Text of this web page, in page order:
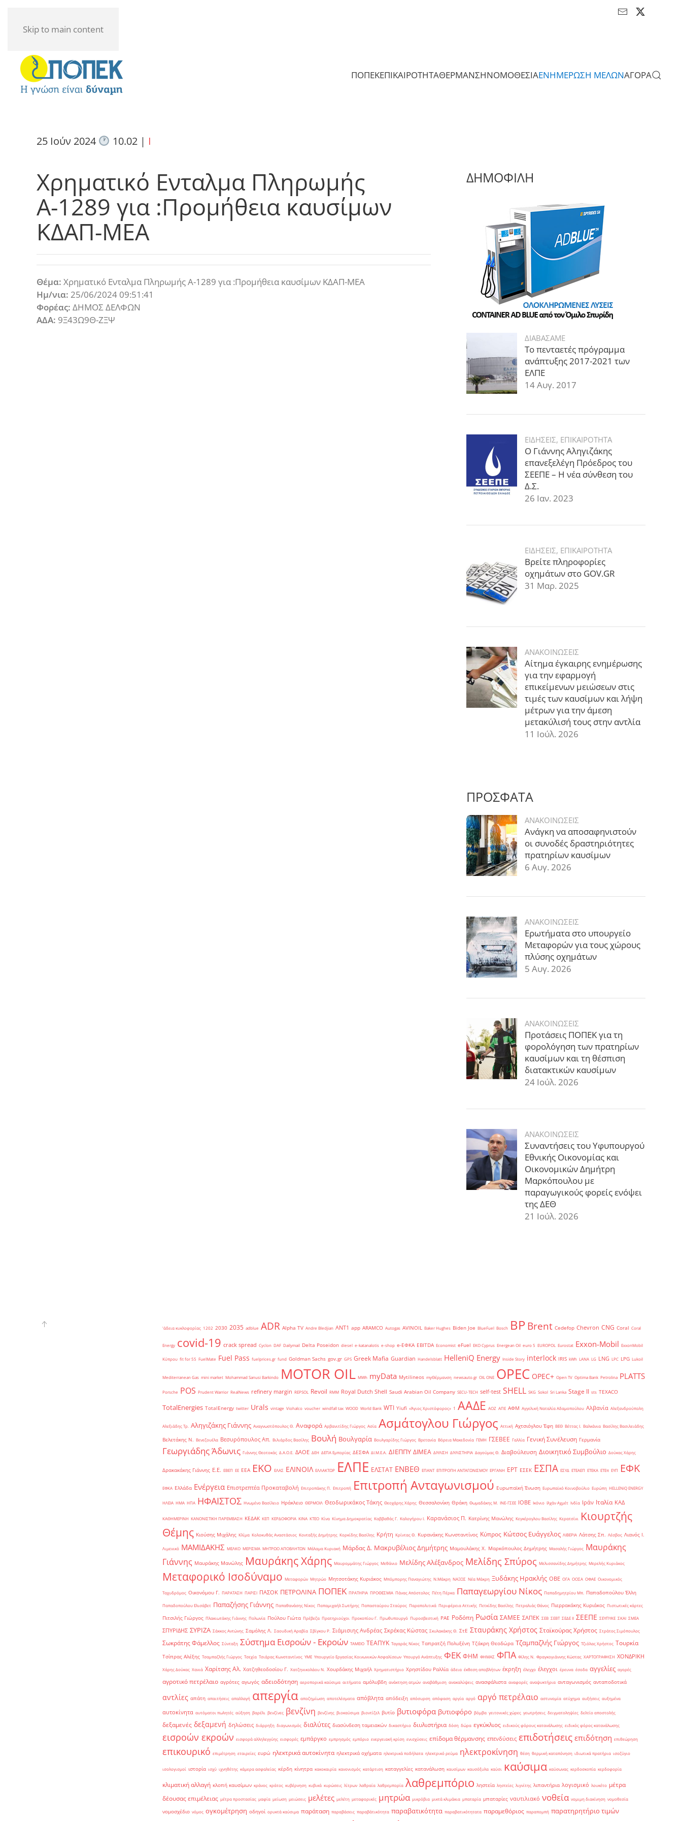
Skip to main content
ΠΟΠΕΚΕΠΙΚΑΙΡΟΤΗΤΑΘΕΡΜΑΝΣΗΝΟΜΟΘΕΣΙΑΕΝΗΜΕΡΩΣΗ ΜΕΛΩΝΑΓΟΡΑ
25 Ιούν 2024 10.02| I
Χρηματικό Ενταλμα Πληρωμής
Α-1289 για :Προμήθεια καυσίμων
ΚΔΑΠ-ΜΕΑ
Θέμα: Χρηματικό Ενταλμα Πληρωμής Α-1289 για :Προμήθεια καυσίμων ΚΔΑΠ-ΜΕΑ
Ημ/νια: 25/06/2024 09:51:41
Φορέας: ΔΗΜΟΣ ΔΕΛΦΩΝ
ΑΔΑ: 9Ξ43Ω9Θ-ΖΞΨ
ΔΗΜΟΦΙΛΗ
ΔΙΑΒΑΣΑΜΕ
Το πενταετές πρόγραμμα
ανάπτυξης 2017-2021 των
ΕΛΠΕ
14 Αυγ. 2017
ΕΙΔΗΣΕΙΣ, ΕΠΙΚΑΙΡΟΤΗΤΑ
Ο Γιάννης Αληγιζάκης
επανεξελέγη Πρόεδρος του
ΣΕΕΠΕ – Η νέα σύνθεση του
Δ.Σ.
26 Ιαν. 2023
ΕΙΔΗΣΕΙΣ, ΕΠΙΚΑΙΡΟΤΗΤΑ
Βρείτε πληροφορίες
οχημάτων στο GOV.GR
31 Μαρ. 2025
ΑΝΑΚΟΙΝΩΣΕΙΣ
Αίτημα έγκαιρης ενημέρωσης
για την εφαρμογή
επικείμενων μειώσεων στις
τιμές των καυσίμων και λήψη
μέτρων για την άμεση
μετακύλισή τους στην αντλία
11 Ιούλ. 2026
ΠΡΟΣΦΑΤΑ
ΑΝΑΚΟΙΝΩΣΕΙΣ
Ανάγκη να αποσαφηνιστούν
οι συνοδές δραστηριότητες
πρατηρίων καυσίμων
6 Αυγ. 2026
ΑΝΑΚΟΙΝΩΣΕΙΣ
Ερωτήματα στο υπουργείο
Μεταφορών για τους χώρους
πλύσης οχημάτων
5 Αυγ. 2026
ΑΝΑΚΟΙΝΩΣΕΙΣ
Προτάσεις ΠΟΠΕΚ για τη
φορολόγηση των πρατηρίων
καυσίμων και τη θέσπιση
διατακτικών καυσίμων
24 Ιούλ. 2026
ΑΝΑΚΟΙΝΩΣΕΙΣ
Συναντήσεις του Υφυπουργού
Εθνικής Οικονομίας και
Οικονομικών Δημήτρη
Μαρκόπουλου με
παραγωγικούς φορείς ενόψει
της ΔΕΘ
21 Ιούλ. 2026
'άδεια κυκλοφορίας 1202 2030 2035 adblue ADR Alpha TV Andre Bledjian ANT1 app ARAMCO Autogas AVINOIL Baker Hughes Biden Joe BlueFuel Bosch BPBrent Cedefop Chevron CNG Coral Coral
Energy covid-19 crack spread Cyclon DAF Dailymail Delta Poseidon diesel e-katanalotis e-shop e-ΕΦΚΑ EBITDA Economist eFuel EKO Cyprus Energean Oil euro 5 EUROPOL Eurostat Exxon-Mobil ExxonMobil
Κύπρου fit for 55 FuelMate Fuel Pass fuelprices.gr fund Goldman Sachs gov.gr GPS Greek Mafia Guardian Handelsblatt HelleniQ Energy Inside Story interlock IRIS kWh LANA LG LNG LPC LPG Lukoil
Mediterranean Gas mini market Mohammad Sanusi Barkindo MOTOR OIL MWh myData Mytilineos myΘέρμανση newsauto.gr OIL ONE OPEC OPEC+ Open TV Optima Bank Petrolina PLATTS
Porsche POS Prudent Warrior RealNews refinery margin REPSOL Revoil RMM Royal Dutch Shell Saudi Arabian Oil Company SECU-TECH self-test SHELL SKG Sokol Sri Lanka Stage II sts TEXACO
TotalEnergies TotalEnergy twitter Urals vintage Viohalco voucher windfall tax WOOD World Bank WTI Yiufi «Άγιος Χριστόφορος» ΄1 ΑΑΔΕ ΑΟΖ ΑΠΕ ΑΦΜ Αγγελική Ναταλία Αδαμοπούλου Αλβανία Αλεξανδρούπολη
Αλεξιάδης Τρ. Αληγιζάκης Γιάννης Αναγνωστόπουλος Θ. Αναφορά Αρβανιτίδης Γιώργος Ασία Ασμάτογλου Γιώργος Αττική Αχτσιόγλου Έφη ΒΕΘ Βέττας Ι. Βαλκάνια Βασίλης Βασιλειάδης
Βελετάκης Ν. Βενεζουέλα Βεσυρόπουλος Απ. Βιλιάρδος Βασίλης Βουλή Βουλγαρία Βουλγαρίδης Γιώργος Βρετανία Βόρεια Μακεδονία ΓΕΜΗ ΓΣΕΒΕΕ Γαλλία Γενική Συνέλευση Γερμανία
Γεωργιάδης Άδωνις Γιάννης Θεοτοκάς Δ.Α.Ο.Ε. ΔΑΟΕ ΔΕΗ ΔΕΠΑ Εμπορίας ΔΕΣΦΑ ΔΙ.Μ.Ε.Α. ΔΙΕΠΠΥ ΔΙΜΕΑ ΔΙΥΛΙΣΗ ΔΙΥΛΙΣΤΗΡΙΑ Δαγούμας Θ. Διαβούλευση Διοικητικό Συμβούλιο Δούκας Χάρης
Δρακακάκης Γιάννης Ε.Ε. ΕΒΕΠ ΕΕ ΕΕΑ ΕΚΟ ΕΛΑΣ ΕΛΙΝΟΙΛ ΕΛΛΑΚΤΩΡ ΕΛΠΕ ΕΛΣΤΑΤ ΕΝΒΕΘ ΕΠΑΝΤ ΕΠΙΤΡΟΠΗ ΑΝΤΑΓΩΝΙΣΜΟΥ ΕΡΓΑΝΗ ΕΡΤ ΕΣΕΚ ΕΣΠΑ ΕΣΥΔ ΕΤΕΑΕΠ ΕΤΕΚΑ ΕΤΕπ ΕΥΠ ΕΦΚ
ΕΦΚΑ Ελλάδα Ενέργεια Επιστρεπτέα Προκαταβολή Επιτροπάκης Π. Επιτροπή Επιτροπή Ανταγωνισμού Ευρωπαϊκή Ένωση Ευρωπαϊκό Κοινοβούλιο Ευρώπη ΗELLENiQ ENERGY
ΗΛΕΙΑ ΗΜΑ ΗΠΑ ΗΦΑΙΣΤΟΣ Ηνωμένο Βασίλειο Ηράκλειο ΘΕΡΜΟΙΛ Θεοδωρικάκος Τάκης Θεοχάρης Χάρης Θεσσαλονίκη Θράκη Θωμαδάκης Μ. ΙΝΕ-ΓΣΕΕ ΙΟΒΕ Ικόνιο Ιλχάν Αχμέτ Ινδία Ιράν Ιταλία ΚΑΔ
ΚΑΘΗΜΕΡΙΝΗ ΚΑΝΟΝΙΣΤΙΚΗ ΠΑΡΕΜΒΑΣΗ ΚΕΔΑΚ ΚΕΠ ΚΕΡΔΟΦΟΡΙΑ ΚΙΝΑ ΚΤΕΟ Κίνα Κίνημα Δημοκρατίας Καββαθάς Γ. Καλογήρου Ι. Καρανάσιος Π. Κατρίνης Μανώλης Κεγκέρογλου Βασίλης Κερατσίνι
Κιουρτζής
Θέμης Κιούσης Μιχάλης Κλίμα Κολοκυθάς Αναστάσιος Κονταξής Δημήτρης Κορκίδης Βασίλης Κρήτη Κρίντας Θ. Κυρανάκης Κωνσταντίνος Κύπρος Κώτσος Ευάγγελος ΛΙΒΕΡΙΑ Λάτσης Σπ. Λέσβος Λιανός Ι.
Λιμενικό ΜΑΜΙΔΑΚΗΣ ΜΕΛΚΟ ΜΕΡΙΣΜΑ ΜΗΤΡΩΟ ΑΠΟΒΛΗΤΩΝ Μάλαμα Κυριακή Μάρδας Δ. Μακρυβέλιος Δημήτρης Μαμουλάκης Χ. Μαρκόπουλος Δημήτρης Μασαλής Γιώργος Μαυράκης
Γιάννης Μαυράκης Μανώλης Μαυράκης Χάρης Μαυρομμάτης Γιώργος Μεθάνιο Μελίδης Αλέξανδρος Μελίδης Σπύρος Μελισσανίδης Δημήτρης Μερελής Κυριάκος
Μεταφορικό Ισοδύναμο Μεταφορών Μητρώο Μητσοτάκης Κυριάκος Μπόμπορης Παναγιώτης Ν.Μάκρη ΝΑΞΟΣ Νέα Μάκρη Ξυδάκης Ηρακλής ΟΒΕ ΟΓΑ ΟΟΣΑ ΟΦΑΕ Οικονομικός
Ταχυδρόμος Οικονόμου Γ. ΠΑΡΑΤΑΣΗ ΠΑΡΙΣΙ ΠΑΣΟΚ ΠΕΤΡΟΛΙΝΑ ΠΟΠΕΚ ΠΡΑΤΗΡΙΑ ΠΡΟΘΕΣΜΙΑ Πάνας Απόστολος Πέτη Πέρκα Παπαγεωργίου Νίκος Παπαδημητρίου Μπ. Παπαδοπούλου Έλλη
Παπαδοπούλου Ελισάβετ Παπαζήσης Γιάννης Παπαθανάσης Νίκος Παπαμιχαήλ Σωτήρης Παπασταύρου Σταύρος Παραπολιτικά Περιφέρεια Αττικής Πετκίδης Βασίλης Πετραλιάς Θάνος Πιερρακάκης Κυριάκος Πιστωτικές κάρτες
Πιτσιλής Γιώργος Πλακιωτάκης Γιάννης Πολωνία Πούλου Γιώτα Πρέβεζα Πρατηριούχοι Προκοπίου Γ. Πρωθυπουργό Πυροσβεστική ΡΑΕ Ροδόπη Ρωσία ΣΑΜΕΕ ΣΑΠΕΚ ΣΕΒ ΣΕΒΤ ΣΕΔΕ ΙΙ ΣΕΕΠΕ ΣΕΥΠΥΚΕ ΣΚΑΙ ΣΜΕΑ
ΣΠΥΡΙΔΗΣ ΣΥΡΙΖΑ Σάκκος Αντώνης Σαμόλης Λ. Σαουδική Αραβία Σβίγκου Ρ. Σιάμισιης Ανδρέας Σκρέκας Κώστας Σκυλακάκης Θ. ΣτΕ Σταυράκης Χρήστος Σταϊκούρας Χρήστος Στράτος Σιμόπουλος
Σωκράτης Φάμελλος Σύνταξη Σύστημα Εισροών - Εκροών ΤΑΜΕΙΟ ΤΕΑΠΥΚ Ταγαράς Νίκος Ταπρατζή Πολυξένη Τζάκρη Θεοδώρα Τζαμπαζλής Γιώργος Τζιόλας Χρήστος Τουρκία
Τσίπρας Αλέξης Τσαμπαζλής Γιώργος Τσεχία Τσιάρας Κωνσταντίνος ΥΜΕ Υπουργείο Εργασίας Κοινωνικών Ασφαλίσεων Υπουργό Ανάπτυξης ΦΕΚ ΦΗΜ ΦΗΜΑΣ ΦΠΑ Φίλης Ν. Φραγκογιάννης Κώστας ΧΑΡΤΟΓΡΑΦΗΣΗ ΧΟΝΔΡΙΚΗ
Χάρης Δούκας Χανιά Χαρίτσης Αλ. Χατζηθεοδοσίου Γ. Χατζηνικολάου Ν. Χουρδάκης Μιχαήλ Χρηματιστήριο Χρηστίδου Ραλλία άδεια έκθεση αποβλήτων έκρηξη έλεγχο έλεγχοι έρευνα έσοδα αγγελίες αγορές
αγροτικό πετρέλαιο αγρότες αγωγός αδειοδότηση αεροπορικά καύσιμα αιτήματα αμόλυβδη ανάκτηση ατμών αναβάθμιση ανακαλύψεις ανασφάλιστα αναφορές αναψυκτήρια ανταγωνισμός ανταποδοτικά
αντλίες απάτη απαιτήσεις απαλλαγή απεργία αποζημίωση αποτελέσματα απόβλητα απόδειξη απόσυρση απόφαση αργία αργό αργό πετρέλαιο αστυνομία ατύχημα αυξήσεις αυξημένα
αυτοκίνητα αυτόματοι πωλητές αύξηση βαρέλι βενζίνες βενζίνη βενζίνης βιοκαύσιμα βιοντίζελ βυτίο βυτιοφόρα βυτιοφόρο βόμβα γειτονικές χώρες γεωτρήσεις δειγματοληψίες δελτίο αποστολής
δεξαμενές δεξαμενή δηλώσεις διάρρηξη διαγωνισμός διαλύτες διασύνδεση ταμειακών δικαστήριο διυλιστήρια δόση δώρα εγκύκλιος ειδικούς φόρους κατανάλωσης ειδικός φόρος κατανάλωσης
εισροών εκροών εισφορά αλληλεγγύης εισφορές εμπάργκο εμπρησμός εμπόριο ενεργειακή κρίση ενισχύσεις επίδομα θέρμανσης επενδύσεις επιδοτήσεις επιδότηση επιθεώρηση
επικουρικό επιμέτρηση εταιρείες ευρώ ηλεκτρικά αυτοκίνητα ηλεκτρικά οχήματα ηλεκτρικά ποδήλατα ηλεκτρικό ρεύμα ηλεκτροκίνηση θέση θερμική καταπόνηση ιδιωτικά πρατήρια ισοζύγιο
ισολογισμοί ιστορία ισχύ ιχνηθέτης κάμερα ασφαλείας κέρδη κίνητρα κακοκαιρία κανονισμός κατάρτιση καταγγελίες κατανάλωση καυσίμων καυσόξυλα καύσι καύσιμα καύσωνας κερδοσκοπία κερδοφορία
κλιματική αλλαγή κλοπή καυσίμων κράνος κράτος κυβέρνηση κυβικά κυρώσεις λίτρων λαθραία λαθρεμπορία λαθρεμπόριο ληστεία ληστείες λιγνίτης λιπαντήρια λογισμικό λουκέτο μέτρα
δέουσας επιμέλειας μέτρα προστασίας μαφία μείωση μειώσεις μελέτες μελέτη μεταφορικές μητρώα μικρόβια μικτά κλιμάκια μπαταρία μπαταρίες ναυτιλιακό νοθεία νομιμη διακίνηση νομοθεσία
νομοσχέδιο νόμος ογκομέτρηση οδηγοί ορυκτά καύσιμα παράταση παραβάσεις παραβάτικότητα παραβατικότητα παραβατικότητατα παραμεθόριος παραπομπή παρατηρητήριο τιμών